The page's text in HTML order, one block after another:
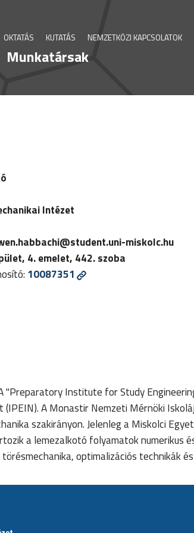
OKTATÁS KUTATÁS NEMZETKÖZI KAPCSOLATOK
Munkatársak
Intézet
miskolc.hu
4. emelet, 442. szoba
10087351
Institute for Study
A Monastir Nemzeti Mérnöki
szakirányon. Jelenleg a Miskolci
a lemezalkotó folyamatok numerikus
optimalizációs technikák